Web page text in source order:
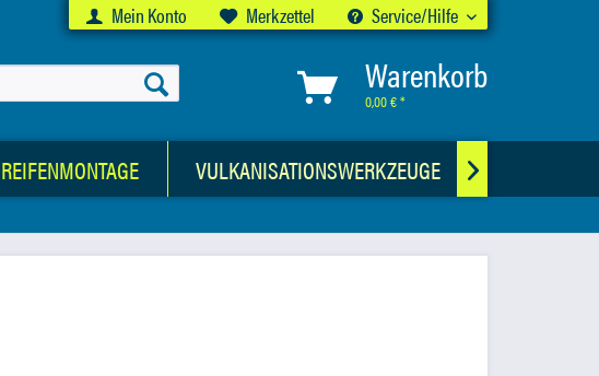
Mein Konto Merkzettel Service/Hilfe
Warenkorb
0,00 € *
REIFENMONTAGE VULKANISATIONSWERKZEUGE 